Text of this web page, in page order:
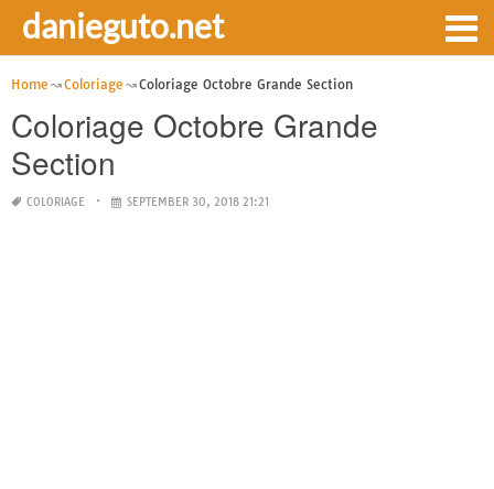
danieguto.net
Home Coloriage Coloriage Octobre Grande Section
Coloriage Octobre Grande
Section
COLORIAGE SEPTEMBER 30, 2018 21:21